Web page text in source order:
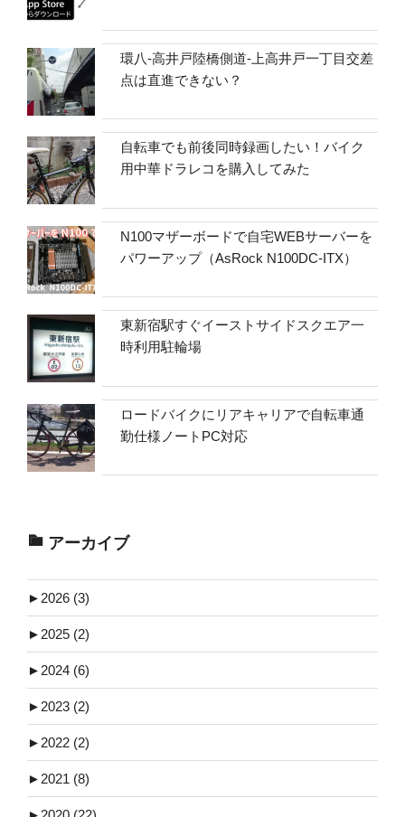
環八-高井戸陸橋側道-上高井戸一丁目交差
点は直進できない？
自転車でも前後同時録画したい！バイク
用中華ドラレコを購入してみた
N100マザーボードで自宅WEBサーバーを
パワーアップ（AsRock N100DC-ITX）
東新宿駅すぐイーストサイドスクエア一
時利用駐輪場
ロードバイクにリアキャリアで自転車通
勤仕様ノートPC対応
アーカイブ
► 2026 (3)
► 2025 (2)
► 2024 (6)
► 2023 (2)
► 2022 (2)
► 2021 (8)